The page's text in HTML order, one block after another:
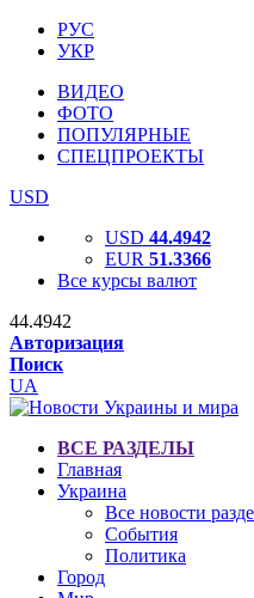
РУС
УКР
ВИДЕО
ФОТО
ПОПУЛЯРНЫЕ
СПЕЦПРОЕКТЫ
USD
USD 44.4942
EUR 51.3366
Все курсы валют
44.4942
Авторизация
Поиск
UA
ВСЕ РАЗДЕЛЫ
Главная
Украина
Все новости
События
Политика
Город